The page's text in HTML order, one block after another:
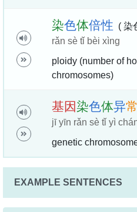
染色体倍性 ( 染
rǎn sè tǐ bèi xìng
ploidy (number of
chromosomes)
基因染色体异常
jī yīn rǎn sè tǐ yì
genetic
EXAMPLE SENTENCES